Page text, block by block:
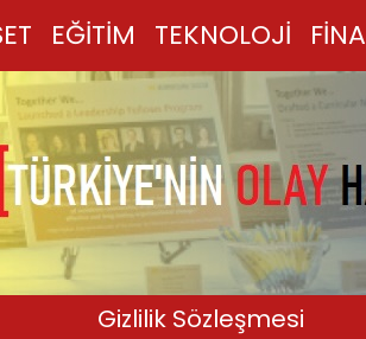
EĞİTİM TEKNOLOJİ
Gizlilik Sözleşmesi